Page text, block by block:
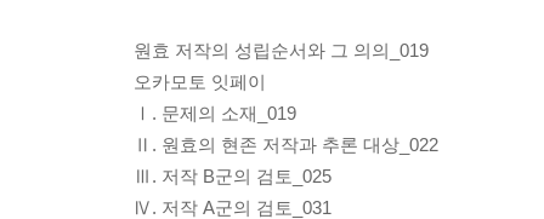
원효 저작의 성립순서와 그 의의_019
오카모토 잇페이
Ⅰ. 문제의 소재_019
Ⅱ. 원효의 현존 저작과 추론 대상_022
Ⅲ. 저작 B군의 검토_025
Ⅳ. 저작 A군의 검토_031